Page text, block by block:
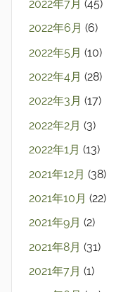
2022年7月 (45)
2022年6月 (6)
2022年5月 (10)
2022年4月 (28)
2022年3月 (17)
2022年2月 (3)
2022年1月 (13)
2021年12月 (38)
2021年10月 (22)
2021年9月 (2)
2021年8月 (31)
2021年7月 (1)